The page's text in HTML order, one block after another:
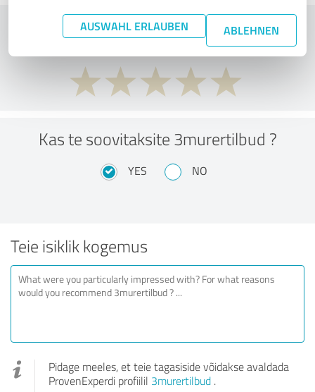
AUSWAHL ERLAUBEN ABLEHNEN
Mida arvate hinna ja jõudluse suhtest?
Kas te soovitaksite 3murertilbud ?
YES NO
Teie isiklik kogemus
Pidage meeles, et teie tagasiside võidakse avaldada
ProvenExperdi profiilil 3murertilbud .